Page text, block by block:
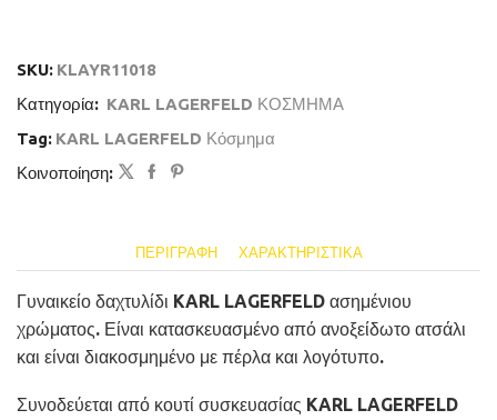
Και
ποσότητα
SKU: KLAYR11018
Κατηγορία: KARL LAGERFELD ΚΟΣΜΗΜΑ
Tag: KARL LAGERFELD Κόσμημα
Κοινοποίηση:
ΠΕΡΙΓΡΑΦΉ ΧΑΡΑΚΤΗΡΙΣΤΙΚΆ
Γυναικείο δαχτυλίδι KARL LAGERFELD ασημένιου
χρώματος. Είναι κατασκευασμένο από ανοξείδωτο ατσάλι
και είναι διακοσμημένο με πέρλα και λογότυπο.
Συνοδεύεται από κουτί συσκευασίας KARL LAGERFELD